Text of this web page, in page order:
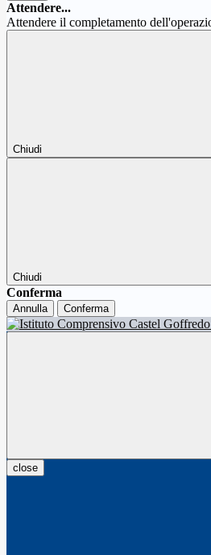
Attendere...
Attendere il completamento
Chiudi
Chiudi
Conferma
Annulla Conferma
close